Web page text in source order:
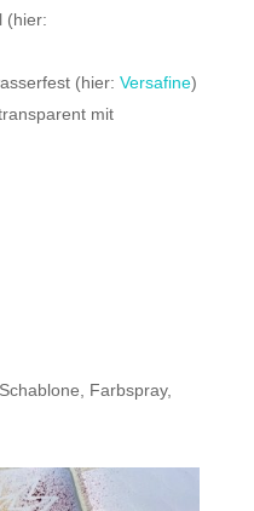
(hier:
(hier: Versafine)
mit
Farbspray,